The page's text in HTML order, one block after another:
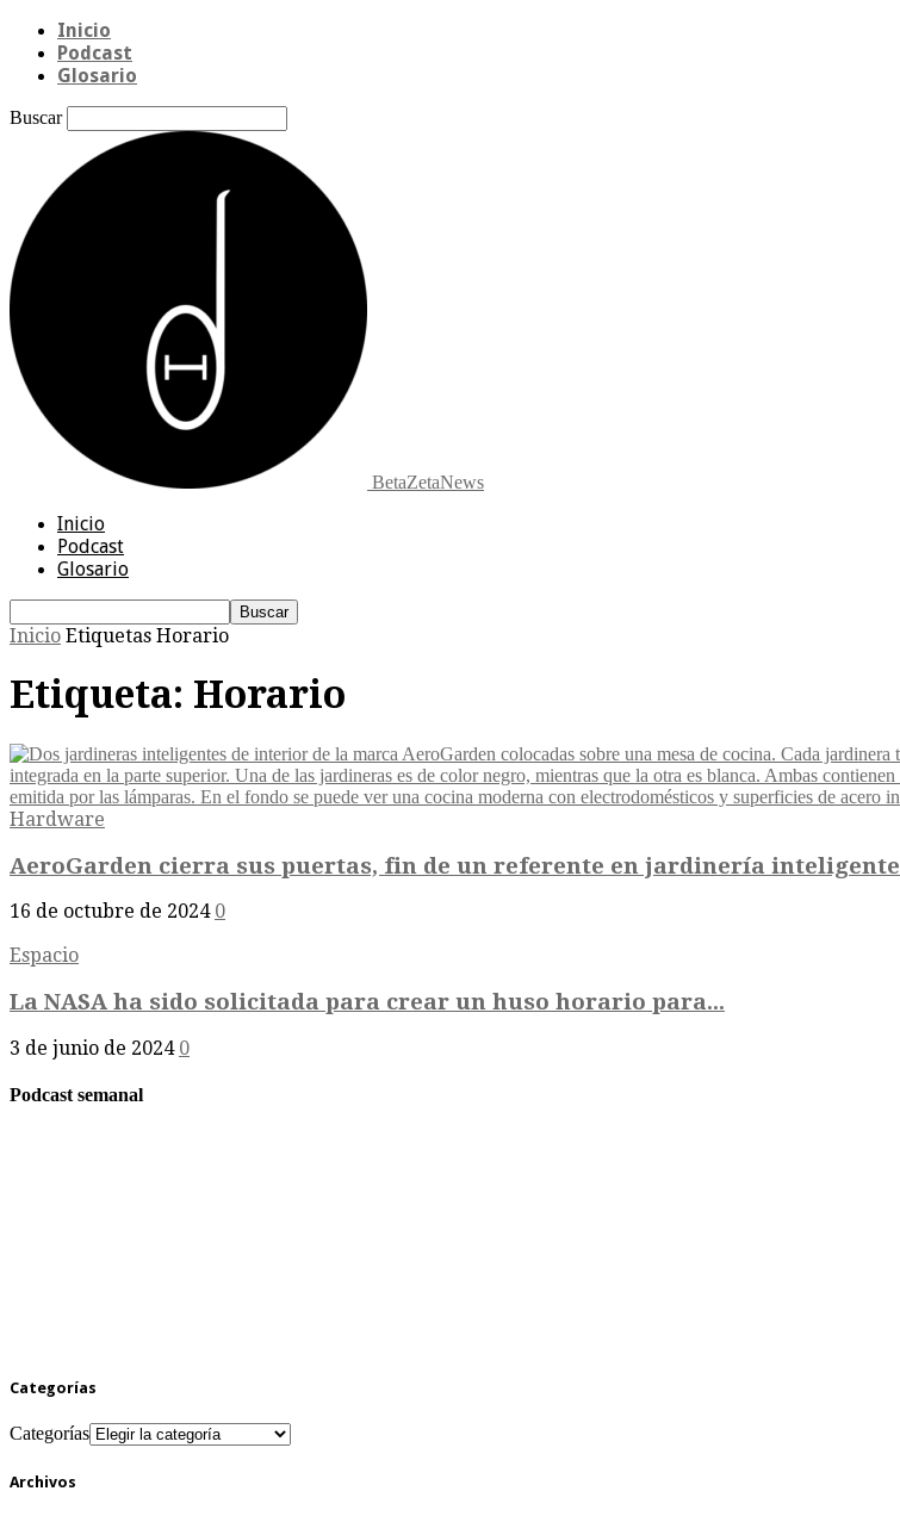
Inicio
Podcast
Glosario
Buscar
BetaZetaNews
Inicio
Podcast
Glosario
Inicio Etiquetas Horario
Etiqueta: Horario
Hardware
AeroGarden cierra sus puertas, fin de un referente en jardinería inteligente
16 de octubre de 2024 0
Espacio
La NASA ha sido solicitada para crear un huso horario para...
3 de junio de 2024 0
Podcast semanal
Categorías
Categorías
Archivos